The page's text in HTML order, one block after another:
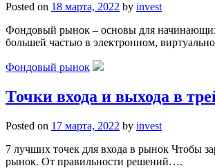
Posted on 18 марта, 2022 by invest
Фондовый рынок – основы для
большей частью в электронном,
Фондовый рынок
Точки входа и выхода в
Posted on 17 марта, 2022 by invest
7 лучших точек для входа в рынок Чтобы
рынок. От правильности решений….